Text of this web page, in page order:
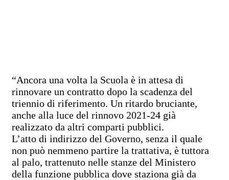
“Ancora una volta la Scuola è in attesa di
rinnovare un contratto dopo la scadenza del
triennio di riferimento. Un ritardo bruciante,
anche alla luce del rinnovo 2021-24 già
realizzato da altri comparti pubblici.
L’atto di indirizzo del Governo, senza il quale
non può nemmeno partire la trattativa, è tuttora
al palo, trattenuto nelle stanze del Ministero
della funzione pubblica dove staziona già da